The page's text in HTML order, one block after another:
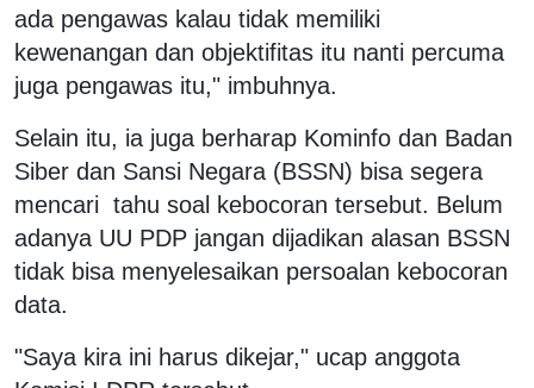
ada pengawas kalau tidak memiliki
kewenangan dan objektifitas itu nanti percuma
juga pengawas itu," imbuhnya.
Selain itu, ia juga berharap Kominfo dan Badan
Siber dan Sansi Negara (BSSN) bisa segera
mencari tahu soal kebocoran tersebut. Belum
adanya UU PDP jangan dijadikan alasan BSSN
tidak bisa menyelesaikan persoalan kebocoran
data.
"Saya kira ini harus dikejar," ucap anggota